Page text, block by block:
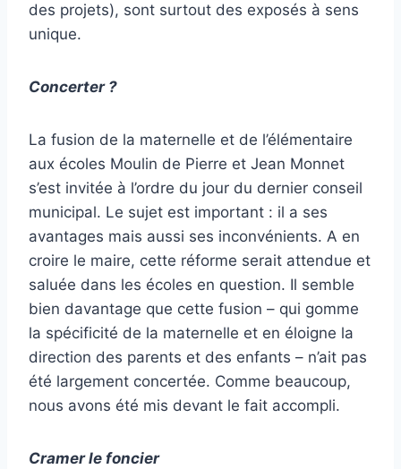
des projets), sont surtout des exposés à sens
unique.
Concerter ?
La fusion de la maternelle et de l’élémentaire
aux écoles Moulin de Pierre et Jean Monnet
s’est invitée à l’ordre du jour du dernier conseil
municipal. Le sujet est important : il a ses
avantages mais aussi ses inconvénients. A en
croire le maire, cette réforme serait attendue et
saluée dans les écoles en question. Il semble
bien davantage que cette fusion – qui gomme
la spécificité de la maternelle et en éloigne la
direction des parents et des enfants – n’ait pas
été largement concertée. Comme beaucoup,
nous avons été mis devant le fait accompli.
Cramer le foncier